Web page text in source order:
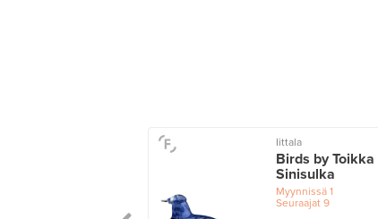
Iittala
Birds by Toikka
Sinisulka
Myynnissä1
Seuraajat 9